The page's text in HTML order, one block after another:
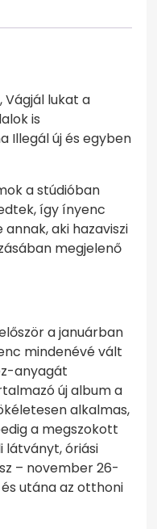
Vágjál lukat a
is
Illegál új és egyben
a stúdióban
így ínyenc
aki hazaviszi
megjelenő
a januárban
mindenévé vált
anyagát
új album a
alkalmas,
a megszokott
látványt, óriási
– november 26-
utána az otthoni